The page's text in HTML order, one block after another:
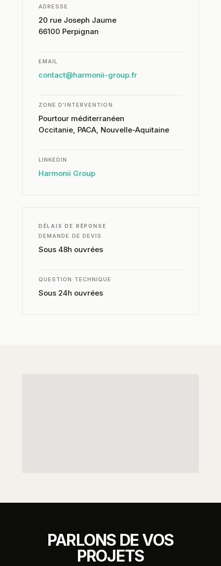
ADRESSE
20 rue Joseph Jaume
66100 Perpignan
EMAIL
contact@harmonii-group.fr
ZONE D’INTERVENTION
Pourtour méditerranéen
Occitanie, PACA, Nouvelle-Aquitaine
LINKEDIN
Harmonii Group
DÉLAIS DE RÉPONSE
DEMANDE DE DEVIS
Sous 48h ouvrées
QUESTION TECHNIQUE
Sous 24h ouvrées
PARLONS DE VOS
PROJETS